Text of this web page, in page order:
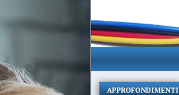
APPROFONDIMENTI